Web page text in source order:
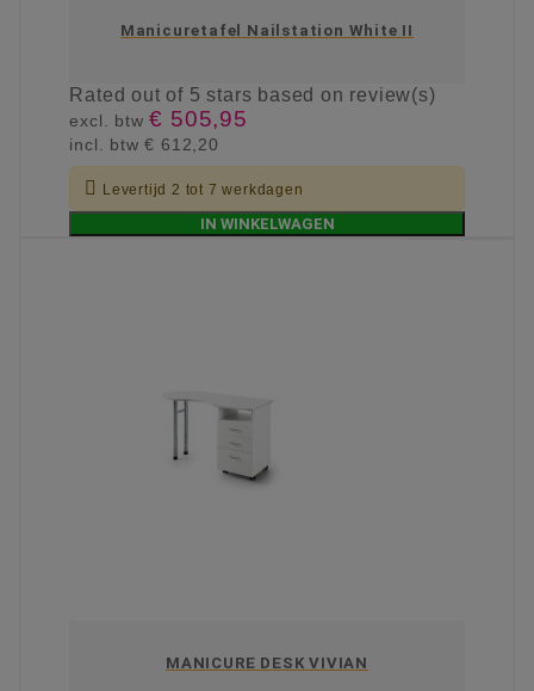
Manicuretafel Nailstation White II
Ratedout of 5 stars based on review(s)
excl. btw€ 505,95
incl. btw€ 612,20
 Levertijd 2 tot 7 werkdagen
IN WINKELWAGEN
MANICURE DESK VIVIAN